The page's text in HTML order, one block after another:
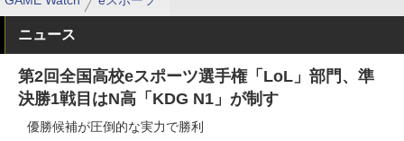
ニュース
第2回全国高校eスポーツ選手権「LoL」部門、準
決勝1戦目はN高「KDG N1」が制す
優勝候補が圧倒的な実力で勝利